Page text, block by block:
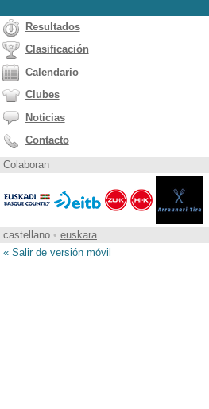
Resultados
Clasificación
Calendario
Clubes
Noticias
Contacto
Colaboran
castellano • euskara
« Salir de versión móvil